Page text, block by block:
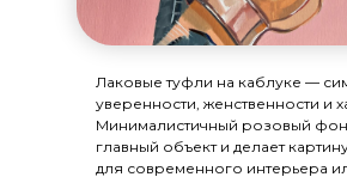
Лаковые туфли на каблуке —
уверенности, женственности и
Минималистичный розовый фон
главный объект и делает
для современного интерьера